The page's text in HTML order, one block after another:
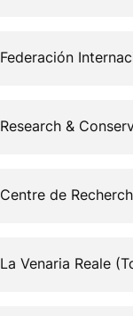
Federación
Research &
Centre de
La Venaria Reale